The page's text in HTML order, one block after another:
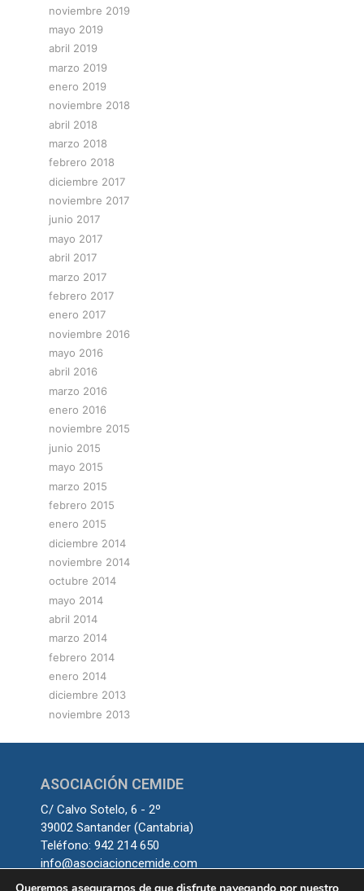
noviembre 2019
mayo 2019
abril 2019
marzo 2019
enero 2019
noviembre 2018
abril 2018
marzo 2018
febrero 2018
diciembre 2017
noviembre 2017
junio 2017
mayo 2017
abril 2017
marzo 2017
febrero 2017
enero 2017
noviembre 2016
mayo 2016
abril 2016
marzo 2016
enero 2016
noviembre 2015
junio 2015
mayo 2015
marzo 2015
febrero 2015
enero 2015
diciembre 2014
noviembre 2014
octubre 2014
mayo 2014
abril 2014
marzo 2014
febrero 2014
enero 2014
diciembre 2013
noviembre 2013
ASOCIACIÓN CEMIDE
C/ Calvo Sotelo, 6 - 2º
39002 Santander (Cantabria)
Teléfono: 942 214 650
info@asociacioncemide.com